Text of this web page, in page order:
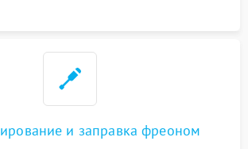
и заправка фреоном